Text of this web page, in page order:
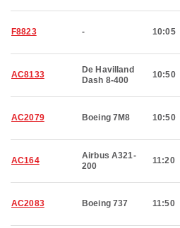
F8823 - 10:05
AC8133
De Havilland
Dash 8-400
10:50
AC2079 Boeing 7M8 10:50
AC164
Airbus A321-
200
11:20
AC2083 Boeing 737 11:50